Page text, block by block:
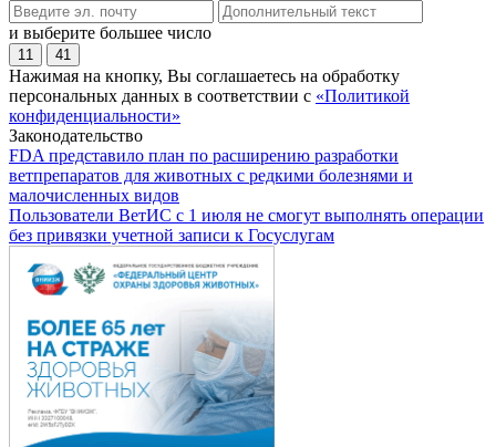
и выберите большее число
11 41
Нажимая на кнопку, Вы соглашаетесь на обработку
персональных данных в соответствии с «Политикой
конфиденциальности»
Законодательство
FDA представило план по расширению разработки
ветпрепаратов для животных с редкими болезнями и
малочисленных видов
Пользователи ВетИС с 1 июля не смогут выполнять операции
без привязки учетной записи к Госуслугам